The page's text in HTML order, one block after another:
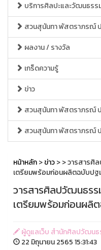
บริการศิลปะและวัฒนธรร
สวนสุนันทา พัสตราภรณ์
ผลงาน / รางวัล
เกร็ดความรู้
ข่าว
สวนสุนันทา พัสตราภรณ์
สวนสุนันทา พัสตราภรณ์
หน้าหลัก>ข่าว>> วารสารศิ
เตรียมพร้อมก่อนผลิตฉบับปฐ
วารสารศิลปวัฒนธร
เตรียมพร้อมก่อนผลิ
ผู้ดูแลเว็บ สำนักศิลปวัฒน
22 มิถุนายน 2565 15:31:43